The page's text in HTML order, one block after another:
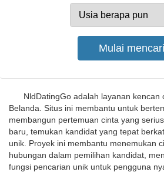
NldDatingGo adalah layanan kencan
Belanda. Situs ini membantu untuk
membangun pertemuan cinta yang
baru, temukan kandidat yang tepat
unik. Proyek ini membantu menemukan
hubungan dalam pemilihan kandidat,
fungsi pencarian unik untuk pengguna